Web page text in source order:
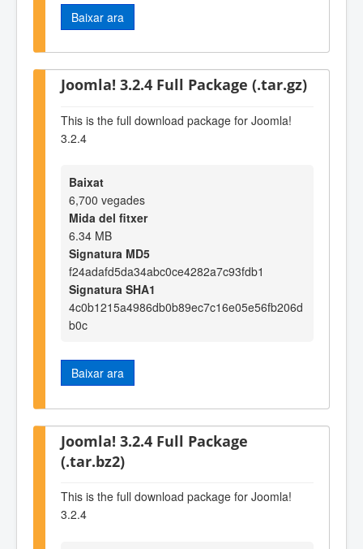
Baixar ara
Joomla! 3.2.4 Full Package (.tar.gz)
This is the full download package for Joomla!
3.2.4
Baixat
6,700 vegades
Mida del fitxer
6.34 MB
Signatura MD5
f24adafd5da34abc0ce4282a7c93fdb1
Signatura SHA1
4c0b1215a4986db0b89ec7c16e05e56fb206d
b0c
Baixar ara
Joomla! 3.2.4 Full Package
(.tar.bz2)
This is the full download package for Joomla!
3.2.4